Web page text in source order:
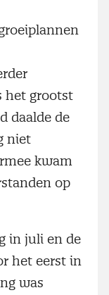
het grootst
daalde de
niet
kwam
op
in juli en de
het eerst in
was